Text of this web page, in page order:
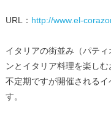
URL： http://www.el-
イタリアの街並み（パテ
ンとイタリア料理を楽しむ
不定期ですが開催される
す。